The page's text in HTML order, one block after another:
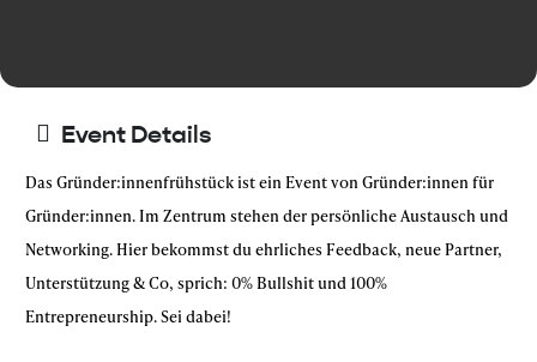
Event Details
Das Gründer:innenfrühstück ist ein Event von Gründer:innen für
Gründer:innen. Im Zentrum stehen der persönliche Austausch und
Networking. Hier bekommst du ehrliches Feedback, neue Partner,
Unterstützung & Co, sprich: 0% Bullshit und 100%
Entrepreneurship. Sei dabei!